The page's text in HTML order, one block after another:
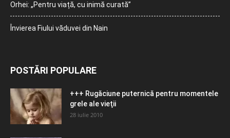
Orhei: „Pentru viață, cu inimă curată”
Învierea Fiului văduvei din Nain
POSTĂRI POPULARE
+++ Rugăciune puternică pentru momentele
grele ale vieţii
28 iulie 2010